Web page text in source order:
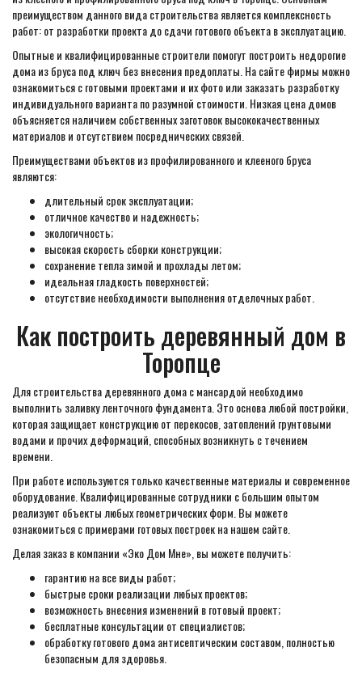
преимуществом данного вида строительства является комплексность
работ: от разработки проекта до сдачи готового объекта в эксплуатацию.
Опытные и квалифицированные строители помогут построить недорогие
дома из бруса под ключ без внесения предоплаты. На сайте фирмы можно
ознакомиться с готовыми проектами и их фото или заказать разработку
индивидуального варианта по разумной стоимости. Низкая цена домов
объясняется наличием собственных заготовок высококачественных
материалов и отсутствием посреднических связей.
Преимуществами объектов из профилированного и клееного бруса
являются:
длительный срок эксплуатации;
отличное качество и надежность;
экологичность;
высокая скорость сборки конструкции;
сохранение тепла зимой и прохлады летом;
идеальная гладкость поверхностей;
отсутствие необходимости выполнения отделочных работ.
Как построить деревянный дом в
Торопце
Для строительства деревянного дома с мансардой необходимо
выполнить заливку ленточного фундамента. Это основа любой постройки,
которая защищает конструкцию от перекосов, затоплений грунтовыми
водами и прочих деформаций, способных возникнуть с течением
времени.
При работе используются только качественные материалы и современное
оборудование. Квалифицированные сотрудники с большим опытом
реализуют объекты любых геометрических форм. Вы можете
ознакомиться с примерами готовых построек на нашем сайте.
Делая заказ в компании «Эко Дом Мне», вы можете получить:
гарантию на все виды работ;
быстрые сроки реализации любых проектов;
возможность внесения изменений в готовый проект;
бесплатные консультации от специалистов;
обработку готового дома антисептическим составом, полностью
безопасным для здоровья.